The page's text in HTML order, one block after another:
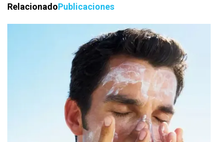
RelacionadoPublicaciones